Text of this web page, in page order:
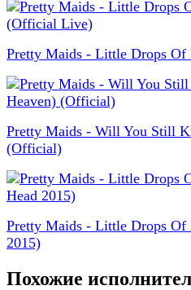
Pretty Maids - Little Drops
Pretty Maids - Will You Still
(Official)
Pretty Maids - Little Drops Of
2015)
Похожие